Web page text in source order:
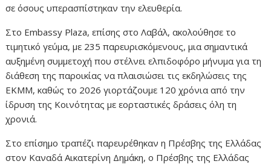
σε όσους υπερασπίστηκαν την ελευθερία.
Στο Embassy Plaza, επίσης στο Λαβάλ, ακολούθησε το
τιμητικό γεύμα, με 235 παρευρισκόμενους, μια σημαντικά
αυξημένη συμμετοχή που στέλνει ελπιδοφόρο μήνυμα για τη
διάθεση της παροικίας να πλαισιώσει τις εκδηλώσεις της
ΕΚΜΜ, καθώς το 2026 γιορτάζουμε 120 χρόνια από την
ίδρυση της Κοινότητας με εορταστικές δράσεις όλη τη
χρονιά.
Στο επίσημο τραπέζι παρευρέθηκαν η Πρέσβης της Ελλάδας
στον Καναδά Αικατερίνη Δημάκη, ο Πρέσβης της Ελλάδας